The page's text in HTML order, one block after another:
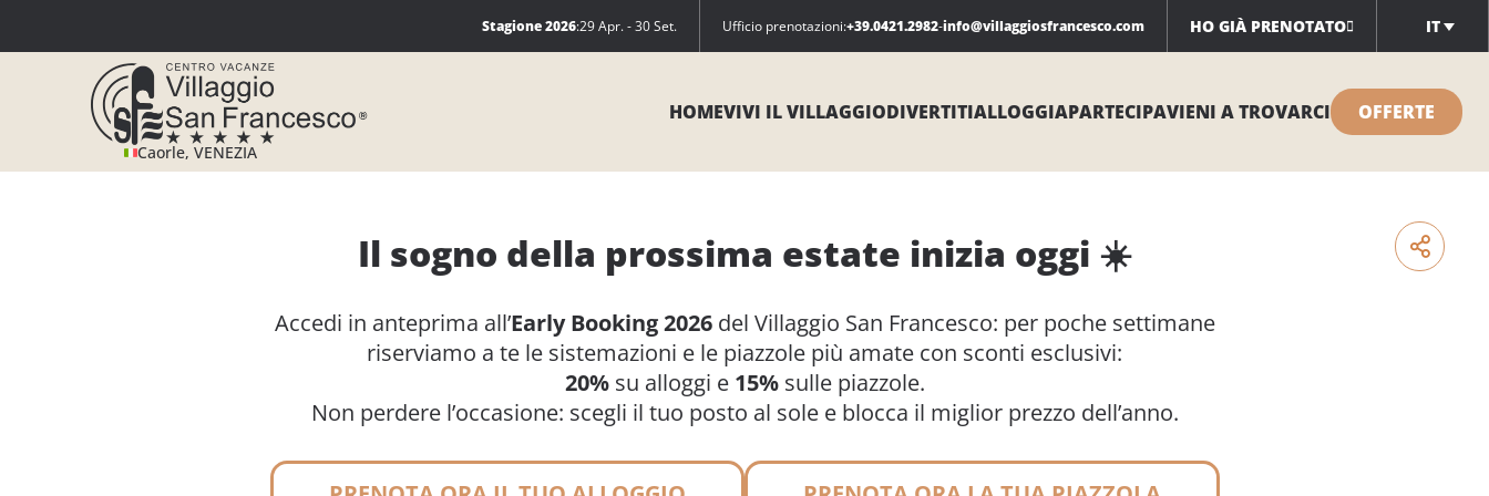
contenuto
Stagione 2026:29 Apr. - 30 Set. Ufficio prenotazioni:+39.0421.2982-info@villaggiosfrancesco.com HO GIÀ PRENOTATO IT
Caorle, VENEZIA
HOMEVIVI IL VILLAGGIODIVERTITIALLOGGIAPARTECIPAVIENI A TROVARCI OFFERTE
Il sogno della prossima estate inizia oggi ☀️
Accedi in anteprima all’Early Booking 2026del Villaggio San Francesco: per poche settimane
riserviamo a te le sistemazioni e le piazzole più amate con sconti esclusivi:
20%su alloggi e 15%sulle piazzole.
Non perdere l’occasione: scegli il tuo posto al sole e blocca il miglior prezzo dell’anno.